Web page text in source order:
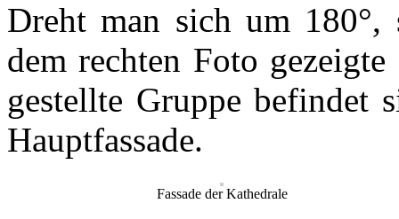
Dreht man sich um
dem rechten Foto
gestellte Gruppe befindet
Hauptfassade.
Fassade der Kathedrale